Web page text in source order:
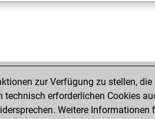
zur Verfügung zu stellen,
erforderlichen Cookies
Weitere Informationen